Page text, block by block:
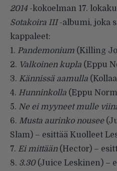
2014-kokoelman 17.
Sotakoira III-albumi, joka
kappaleet:
1. Pandemonium (Killing
2. Valkoinen kupla (Eppu
3. Kännissä aamulla
4. Hunninkolla (Eppu
5. Ne ei myyneet mulle
6. Musta aurinko nousee
Slam) – esittää Kuolleet
7. Ei mittään(Hector) –
8. 3.30(Juice Leskinen) –